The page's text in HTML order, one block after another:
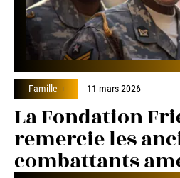
Famille 11 mars 2026
La Fondation
remercie les
combattants